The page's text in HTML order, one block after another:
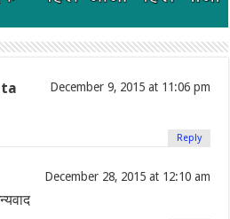
December 9, 2015 at 11:06 pm
Reply
December 28, 2015 at 12:10 am